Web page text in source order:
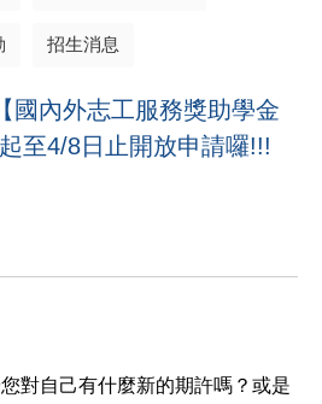
招生消息
國內外志工服務獎助學金
至4/8日止開放申請囉!!!
對自己有什麼新的期許嗎？或是